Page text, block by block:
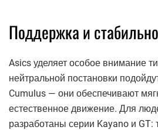
Поддержка и
Asics уделяет особое внимание
нейтральной постановки
Cumulus — они обеспечивают
естественное движение. Для
разработаны серии Kayano и GT: